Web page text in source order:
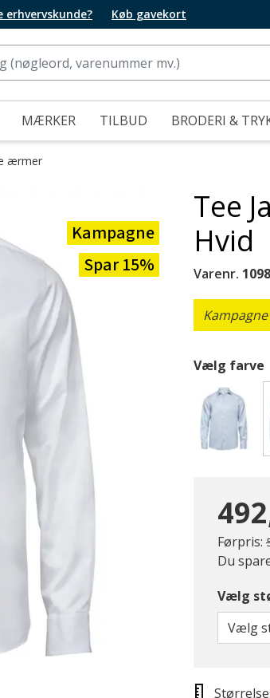
erhvervskunde? Køb gavekort
MÆRKER TILBUD BRODERI &
ærmer
Kampagne
Spar 15%
Tee
Hvid
Varenr.
Vælg farve
Førpris:
Du
Vælg
Vælg